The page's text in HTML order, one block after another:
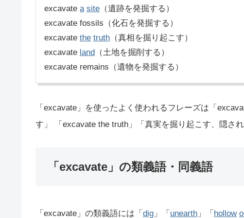
excavate a site （遺跡を発掘する）
excavate fossils（化石を発掘する）
excavate the truth （真相を掘り起こす）
excavate land （土地を掘削する）
excavate remains（遺物を発掘する）
「excavate」を使ったよく使われるフレーズは「
す」 「excavate the truth」「真実を掘り起こす、隠さ
「excavate」の類義語・同義語
「excavate」の類義語には「 dig 」「 unearth 」「 hollow